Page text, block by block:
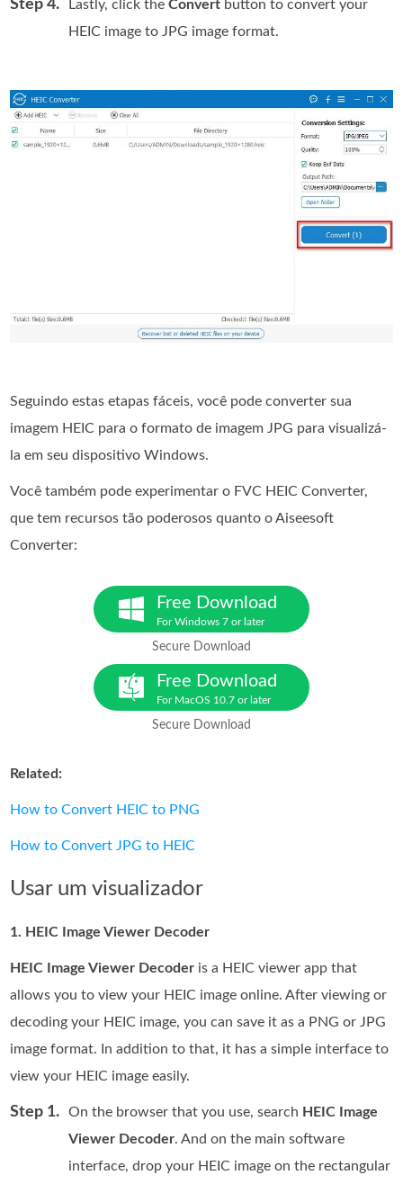
Step 4. Lastly, click theConvert button to convert your
HEIC image to JPG image format.
Seguindo estas etapas fáceis, você pode converter sua
imagem HEIC para o formato de imagem JPG para visualizá-
la em seu dispositivo Windows.
Você também pode experimentar o FVC HEIC Converter,
que tem recursos tão poderosos quanto o Aiseesoft
Converter:
Free Download
For Windows 7 or later
Secure Download
Free Download
For MacOS 10.7 or later
Secure Download
Related:
How to Convert HEIC to PNG
How to Convert JPG to HEIC
Usar um visualizador
1. HEIC Image Viewer Decoder
HEIC Image Viewer Decoder is a HEIC viewer app that
allows you to view your HEIC image online. After viewing or
decoding your HEIC image, you can save it as a PNG or JPG
image format. In addition to that, it has a simple interface to
view your HEIC image easily.
Step 1. On the browser that you use, search HEIC Image
Viewer Decoder. And on the main software
interface, drop your HEIC image on the rectangular